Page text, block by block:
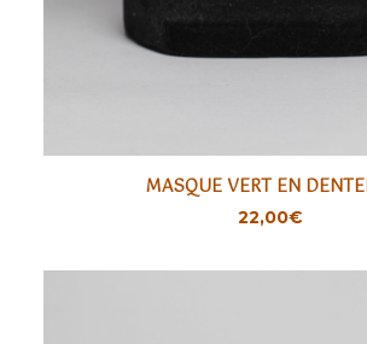
MASQUE VERT EN
22,00€